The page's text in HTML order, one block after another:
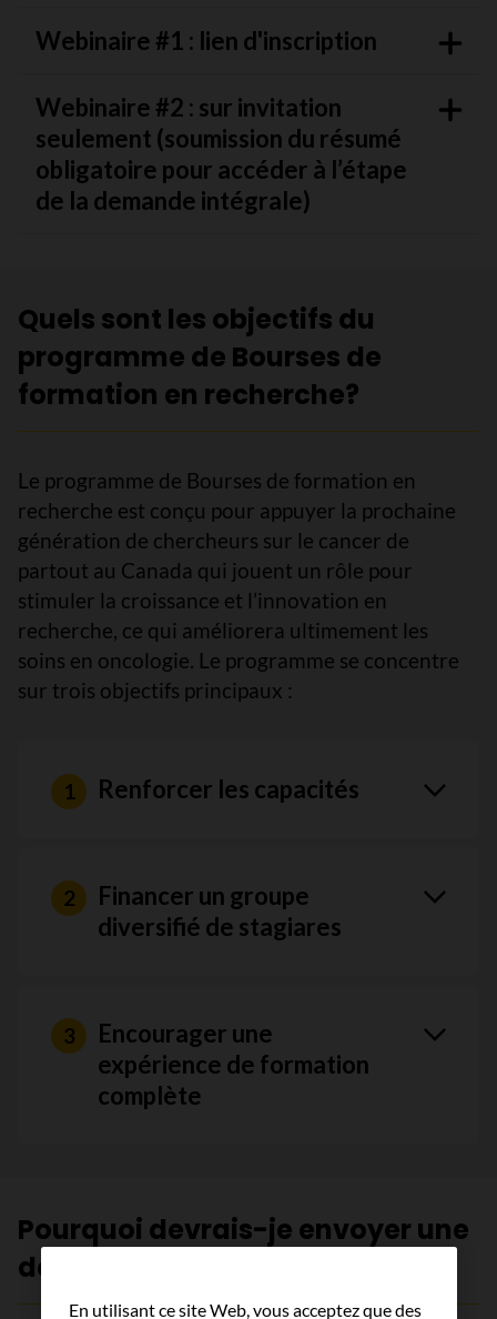
Webinaire #1 : lien d'inscription
Webinaire #2 : sur invitation
seulement (soumission du résumé
obligatoire pour accéder à l’étape
de la demande intégrale)
Quels sont les objectifs du
programme de Bourses de
formation en recherche?
Le programme de Bourses de formation en
recherche est conçu pour appuyer la prochaine
génération de chercheurs sur le cancer de
partout au Canada qui jouent un rôle pour
stimuler la croissance et l’innovation en
recherche, ce qui améliorera ultimement les
soins en oncologie. Le programme se concentre
sur trois objectifs principaux :
Renforcer les capacités
Financer un groupe
diversifié de stagiares
Encourager une
expérience de formation
complète
Pourquoi devrais-je envoyer une
demande?
En utilisant ce site Web, vous acceptez que des